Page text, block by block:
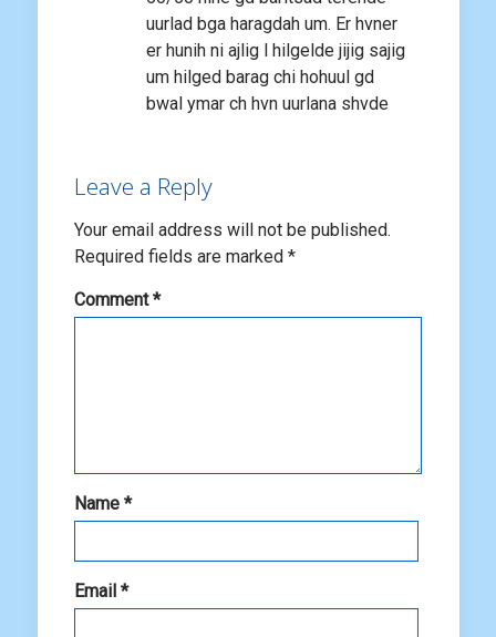
uurlad bga haragdah um. Er hvner
er hunih ni ajlig l hilgelde jijig sajig
um hilged barag chi hohuul gd
bwal ymar ch hvn uurlana shvde
Leave a Reply
Your email address will not be published.
Required fields are marked *
Comment*
Name *
Email *